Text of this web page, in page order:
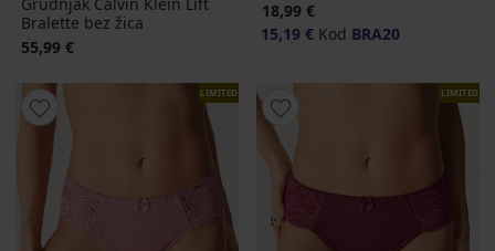
Bralette bez žica
55,99 €
18,99 €
15,19 € Kod BRA20
LIMITED LIMITED